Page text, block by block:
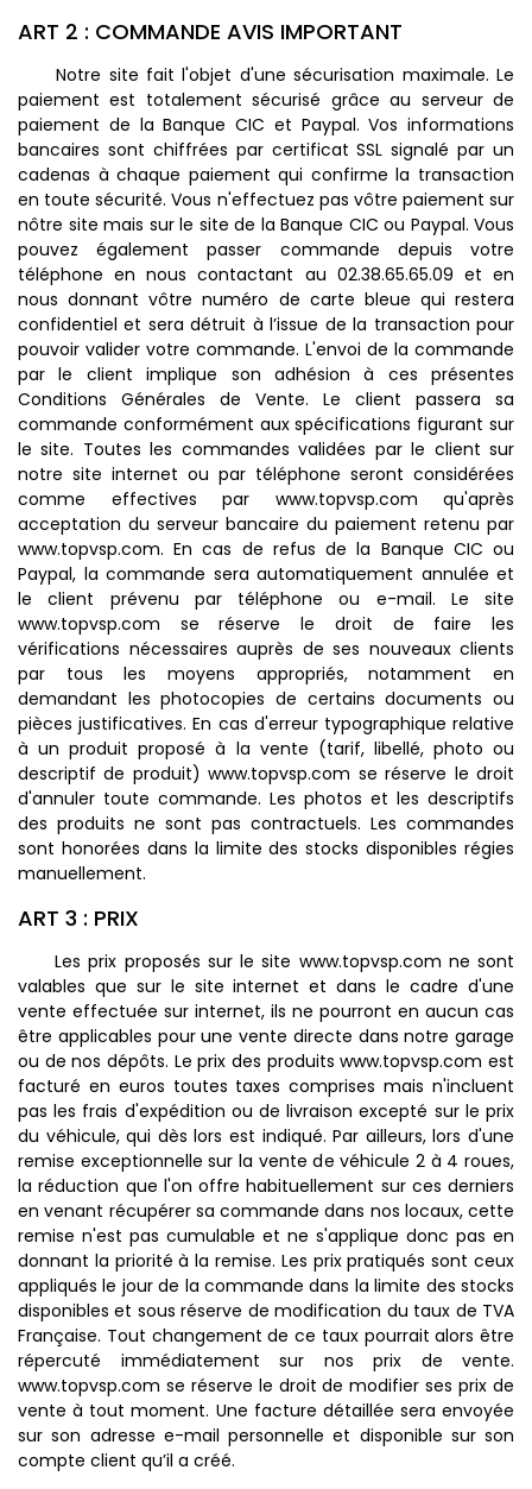
ART 2 : COMMANDE AVIS IMPORTANT
Notre site fait l'objet d'une sécurisation maximale. Le
paiement est totalement sécurisé grâce au serveur de
paiement de la Banque CIC et Paypal. Vos informations
bancaires sont chiffrées par certificat SSL signalé par un
cadenas à chaque paiement qui confirme la transaction
en toute sécurité. Vous n'effectuez pas vôtre paiement sur
nôtre site mais sur le site de la Banque CIC ou Paypal. Vous
pouvez également passer commande depuis votre
téléphone en nous contactant au 02.38.65.65.09 et en
nous donnant vôtre numéro de carte bleue qui restera
confidentiel et sera détruit à l’issue de la transaction pour
pouvoir valider votre commande. L'envoi de la commande
par le client implique son adhésion à ces présentes
Conditions Générales de Vente. Le client passera sa
commande conformément aux spécifications figurant sur
le site. Toutes les commandes validées par le client sur
notre site internet ou par téléphone seront considérées
comme effectives par www.topvsp.com qu'après
acceptation du serveur bancaire du paiement retenu par
www.topvsp.com. En cas de refus de la Banque CIC ou
Paypal, la commande sera automatiquement annulée et
le client prévenu par téléphone ou e-mail. Le site
www.topvsp.com se réserve le droit de faire les
vérifications nécessaires auprès de ses nouveaux clients
par tous les moyens appropriés, notamment en
demandant les photocopies de certains documents ou
pièces justificatives. En cas d'erreur typographique relative
à un produit proposé à la vente (tarif, libellé, photo ou
descriptif de produit) www.topvsp.com se réserve le droit
d'annuler toute commande. Les photos et les descriptifs
des produits ne sont pas contractuels. Les commandes
sont honorées dans la limite des stocks disponibles régies
manuellement.
ART 3 : PRIX
Les prix proposés sur le site www.topvsp.com ne sont
valables que sur le site internet et dans le cadre d'une
vente effectuée sur internet, ils ne pourront en aucun cas
être applicables pour une vente directe dans notre garage
ou de nos dépôts. Le prix des produits www.topvsp.com est
facturé en euros toutes taxes comprises mais n'incluent
pas les frais d'expédition ou de livraison excepté sur le prix
du véhicule, qui dès lors est indiqué. Par ailleurs, lors d'une
remise exceptionnelle sur la vente de véhicule 2 à 4 roues,
la réduction que l'on offre habituellement sur ces derniers
en venant récupérer sa commande dans nos locaux, cette
remise n'est pas cumulable et ne s'applique donc pas en
donnant la priorité à la remise. Les prix pratiqués sont ceux
appliqués le jour de la commande dans la limite des stocks
disponibles et sous réserve de modification du taux de TVA
Française. Tout changement de ce taux pourrait alors être
répercuté immédiatement sur nos prix de vente.
www.topvsp.com se réserve le droit de modifier ses prix de
vente à tout moment. Une facture détaillée sera envoyée
sur son adresse e-mail personnelle et disponible sur son
compte client qu’il a créé.